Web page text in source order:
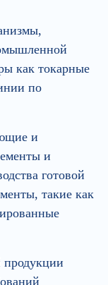
как токарные
по
и
и
готовой
такие как